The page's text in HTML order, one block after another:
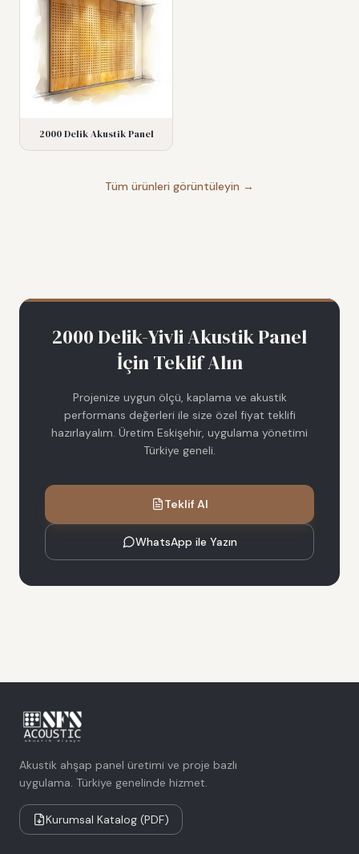
2000 Delik Akustik Panel
Tüm ürünleri görüntüleyin →
2000 Delik-Yivli Akustik Panel
İçin Teklif Alın
Projenize uygun ölçü, kaplama ve akustik
performans değerleri ile size özel fiyat teklifi
hazırlayalım. Üretim Eskişehir, uygulama yönetimi
Türkiye geneli.
Teklif Al
WhatsApp ile Yazın
Akustik ahşap panel üretimi ve proje bazlı
uygulama. Türkiye genelinde hizmet.
Kurumsal Katalog (PDF)